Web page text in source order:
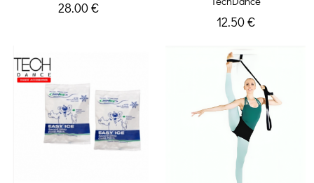
28.00 €
12.50 €